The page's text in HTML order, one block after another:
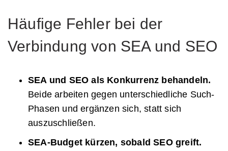
Häufige Fehler bei der
Verbindung von SEA und SEO
SEA und SEO als Konkurrenz behandeln.
Beide arbeiten gegen unterschiedliche Such-
Phasen und ergänzen sich, statt sich
auszuschließen.
SEA-Budget kürzen, sobald SEO greift.